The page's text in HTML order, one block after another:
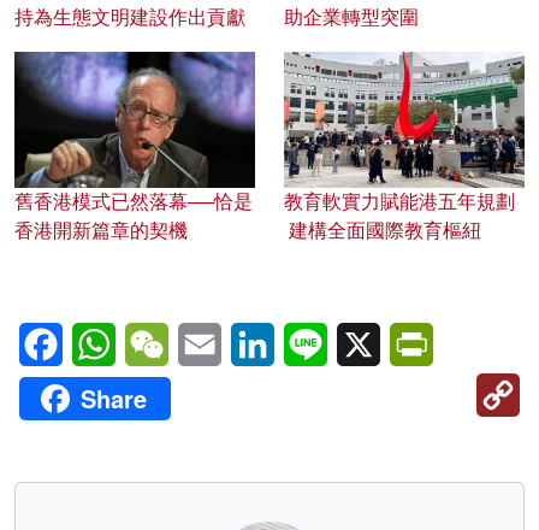
持為生態文明建設作出貢獻
助企業轉型突圍
舊香港模式已然落幕──恰是
香港開新篇章的契機
教育軟實力賦能港五年規劃
建構全面國際教育樞紐
FacebookWhatsAppWeChatEmail LinkedInLine X
Share